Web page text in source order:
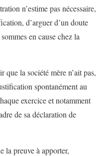
n’estime pas nécessaire,
d’arguer d’un doute
en cause chez la
que la société mère n’ait pas,
spontanément au
exercice et notamment
de sa déclaration de
la preuve à apporter,